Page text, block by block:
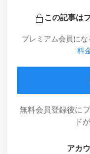
この記事は
プレミアム会員にな
料
無料会員登録後に
ド
アカ